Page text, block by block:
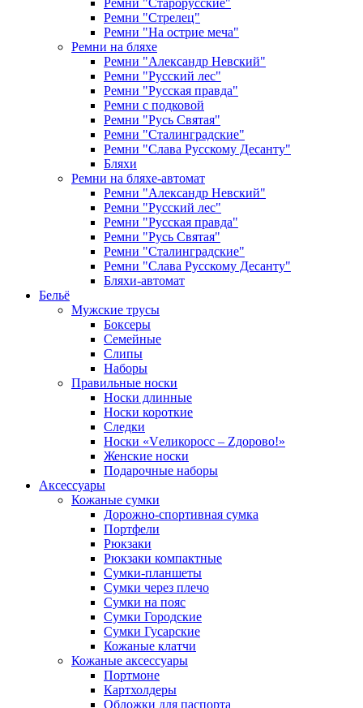
Ремни "Старорусские"
Ремни "Стрелец"
Ремни "На острие меча"
Ремни на бляхе
Ремни "Александр Невский"
Ремни "Русский лес"
Ремни "Русская правда"
Ремни с подковой
Ремни "Русь Святая"
Ремни "Сталинградские"
Ремни "Слава Русскому Десанту"
Бляхи
Ремни на бляхе-автомат
Ремни "Александр Невский"
Ремни "Русский лес"
Ремни "Русская правда"
Ремни "Русь Святая"
Ремни "Сталинградские"
Ремни "Слава Русскому Десанту"
Бляхи-автомат
Бельё
Мужские трусы
Боксеры
Семейные
Слипы
Наборы
Правильные носки
Носки длинные
Носки короткие
Следки
Носки «Vеликоросс – Zдорово!»
Женские носки
Подарочные наборы
Аксессуары
Кожаные сумки
Дорожно-спортивная сумка
Портфели
Рюкзаки
Рюкзаки компактные
Сумки-планшеты
Сумки через плечо
Сумки на пояс
Сумки Городские
Сумки Гусарские
Кожаные клатчи
Кожаные аксессуары
Портмоне
Картхолдеры
Обложки для паспорта